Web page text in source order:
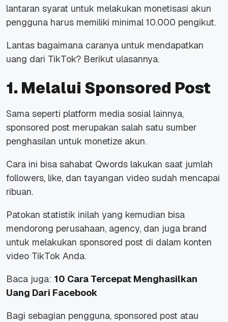
lantaran syarat untuk melakukan monetisasi akun
pengguna harus memiliki minimal 10.000 pengikut.
Lantas bagaimana caranya untuk mendapatkan
uang dari TikTok? Berikut ulasannya.
1. Melalui Sponsored Post
Sama seperti platform media sosial lainnya,
sponsored post merupakan salah satu sumber
penghasilan untuk monetize akun.
Cara ini bisa sahabat Qwords lakukan saat jumlah
followers, like, dan tayangan video sudah mencapai
ribuan.
Patokan statistik inilah yang kemudian bisa
mendorong perusahaan, agency, dan juga brand
untuk melakukan sponsored post di dalam konten
video TikTok Anda.
Baca juga: 10 Cara Tercepat Menghasilkan
Uang Dari Facebook
Bagi sebagian pengguna, sponsored post atau